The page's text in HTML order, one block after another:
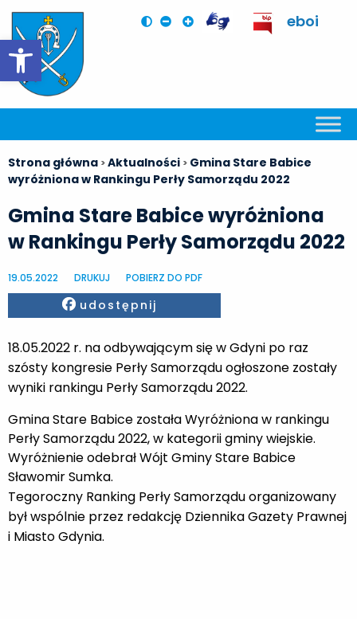
Otwórz pasek narzędzi
eboi
Strona główna >Aktualności > Gmina Stare Babice
wyróżniona w Rankingu Perły Samorządu 2022
Gmina Stare Babice wyróżniona
w Rankingu Perły Samorządu 2022
19.05.2022 DRUKUJ POBIERZ DO PDF
Facebook
udostępnij
18.05.2022 r. na odbywającym się w Gdyni po raz
szósty kongresie Perły Samorządu ogłoszone zostały
wyniki rankingu Perły Samorządu 2022.
Gmina Stare Babice została Wyróżniona w rankingu
Perły Samorządu 2022, w kategorii gminy wiejskie.
Wyróżnienie odebrał Wójt Gminy Stare Babice
Sławomir Sumka.
Tegoroczny Ranking Perły Samorządu organizowany
był wspólnie przez redakcję Dziennika Gazety Prawnej
i Miasto Gdynia.